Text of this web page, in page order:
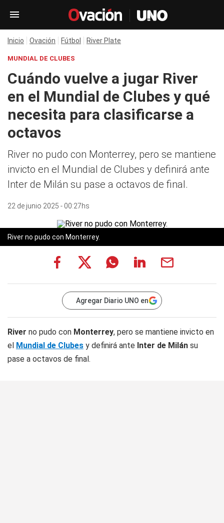
Inicio Ovación Fútbol River Plate
MUNDIAL DE CLUBES
Cuándo vuelve a jugar River
en el Mundial de Clubes y qué
necesita para clasificarse a
octavos
River no pudo con Monterrey, pero se mantiene
invicto en el Mundial de Clubes y definirá ante
Inter de Milán su pase a octavos de final.
22 de junio 2025 - 00:27hs
River no pudo con Monterrey.
Agregar Diario UNO en
River no pudo con Monterrey, pero se mantiene invicto en
el Mundial de Clubes y definirá ante Inter de Milán su
pase a octavos de final.